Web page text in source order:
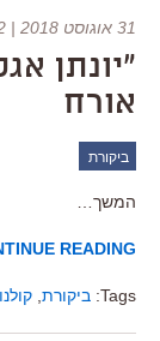
31 אוגוסט 2018 | 00:12
"יונתן
אורח
ביקורת
המשך…
READING
Tags: ביקורת